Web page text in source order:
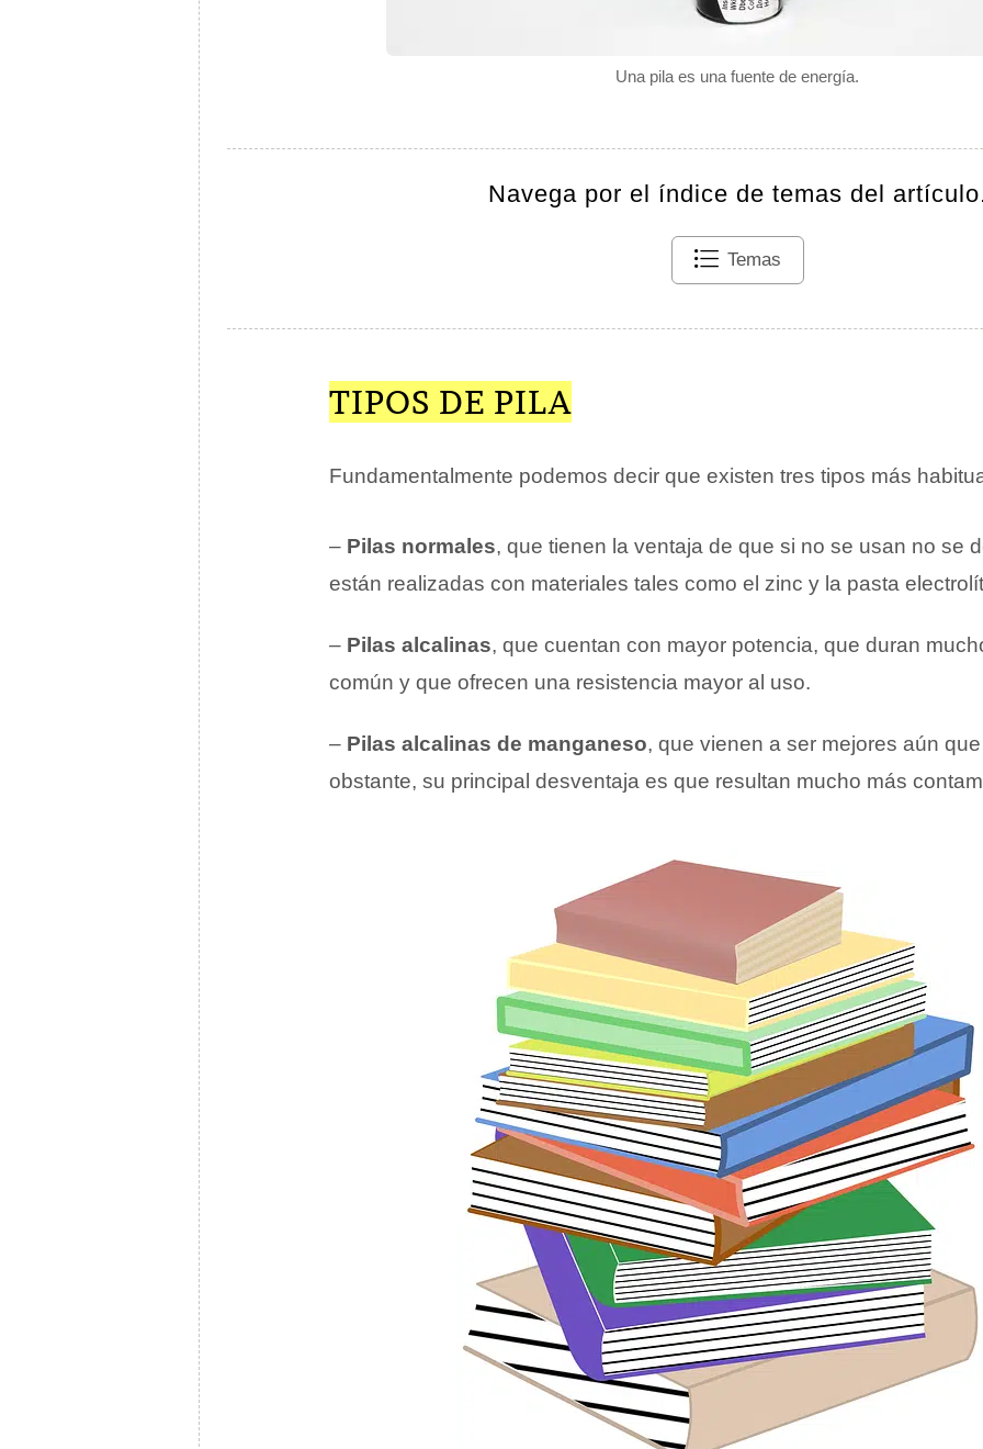
Una pila es una fuente de energía.
Navega por el índice de temas del
Temas
TIPOS DE PILA
Fundamentalmente podemos decir que existen tres tipos más
– Pilas normales, que tienen la ventaja de que si no se usan no se
están realizadas con materiales tales como el zinc y la pasta
– Pilas alcalinas, que cuentan con mayor potencia, que duran
común y que ofrecen una resistencia mayor al uso.
– Pilas alcalinas de manganeso, que vienen a ser mejores aún
obstante, su principal desventaja es que resultan mucho más